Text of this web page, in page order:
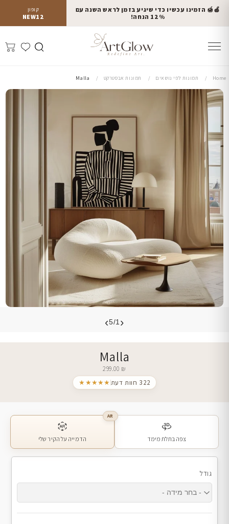
קופון
NEW12
🍎🍯 הזמינו עכשיו כדי שיגיע בזמן לראש השנה עם
12% הנחה!
Home תמונות לפי נושאים תמונות אבסטרקט Malla
‹
5/1
›
Malla
299.00 ₪
★★★★★
322 חוות דעת
צפה בתלת מימד
AR
הדמייה על הקיר שלי
גודל